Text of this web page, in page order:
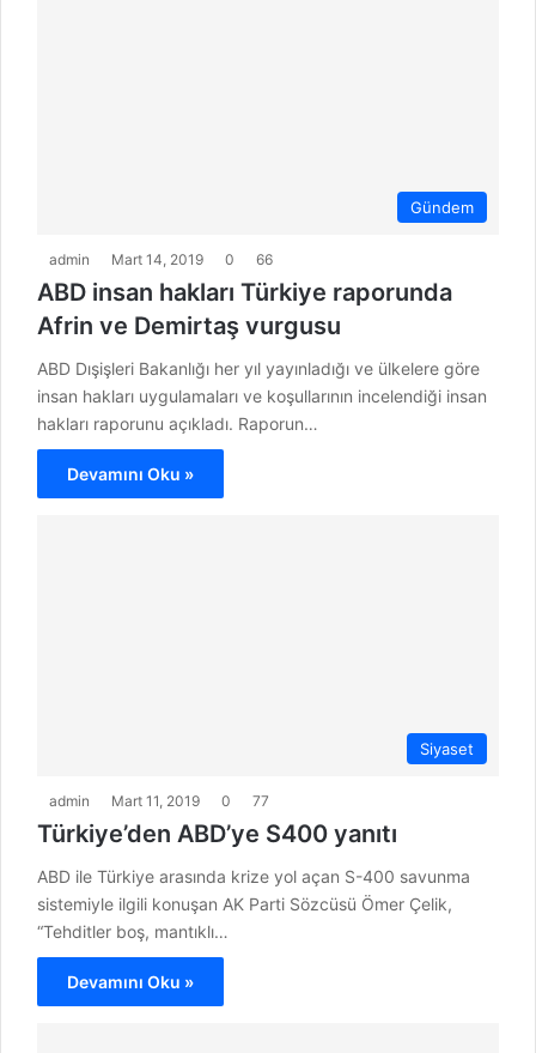
Gündem
admin Mart 14, 2019 0 66
ABD insan hakları Türkiye raporunda
Afrin ve Demirtaş vurgusu
ABD Dışişleri Bakanlığı her yıl yayınladığı ve ülkelere göre
insan hakları uygulamaları ve koşullarının incelendiği insan
hakları raporunu açıkladı. Raporun…
Devamını Oku »
Siyaset
admin Mart 11, 2019 0 77
Türkiye’den ABD’ye S400 yanıtı
ABD ile Türkiye arasında krize yol açan S-400 savunma
sistemiyle ilgili konuşan AK Parti Sözcüsü Ömer Çelik,
“Tehditler boş, mantıklı…
Devamını Oku »